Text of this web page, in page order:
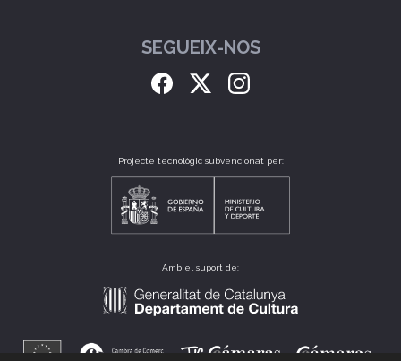
SEGUEIX-NOS
Projecte tecnològic subvencionat per:
Amb el suport de: